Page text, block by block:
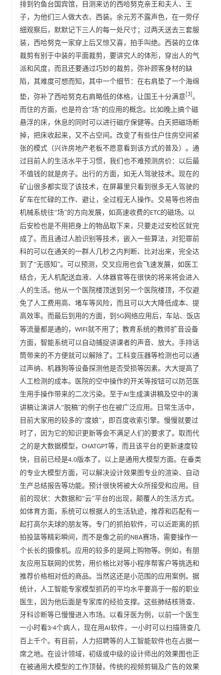
排到 钓鱼台国宾馆，目测来访的西哈努克亲王和夫人、王
子，为他们三人做大衣、 西装。余元芳不露声色，在一旁仔
细观察后，默默记下三人的每一处尺寸；过两天送去三套服
装，西哈努克一家穿上后又惊又喜，拍手叫绝。西装的立体
裁剪有别于中装的平面裁剪，要讲究人的体形，穿出人的气
派和风度，而且还要通过巧妙的裁剪，弥补顾客身材的缺
陷，其难度可想而知 ，其中一个细节：在右肩垫了一个海绵
垫，弥补了西哈努克右肩略低的体格，让国王十分满意 [3] 。
而住的方面，也是符合“场”的应用的概念。比如晚上搞个磁
悬浮的床，休息的同时可以进行磁疗保健等。白天把磁场断
掉，把床收起来，又不占空间。改变了有些住户住房空间紧
张的模式（兴许房地产老板不愿意看到该方式的普及）。通
过目前人的生活水平于习惯，我们也不难预测房价：以后最
不值钱的就是房子。出行的方面，如无人驾驶技术。现在的
矿山很多都实现了该技术，在屏幕里只看到很多无人驾驶的
矿车在忙碌的工作、避让，全过程无人操作。交易等也将由
机械系统往“场”的方向发展，如高速收费的ETC的磁场。以
后安检也是不用把身上的物品取下来，只要走过安检区就完
成了。而且通过人脸识别等技术，嵌入一些算法，对犯罪前
科的可以在通关的一群人几秒之内判断、比对出来，完全达
到了“无感知”。可以预测，交叉应用也会飞速发展，如医工
结合，无人机配送血液、人体器官等在很快的将来将会进入
人的生活。他从一个医院楼顶送到另一个医院楼顶，不仅避
免了人工费用高、堵车等风险，而且可以大大降低成本、提
高效率。而最后到用的方面，到 5G 网络应用后，车站、饭店
等流量都是通的， WIFI就不用了；教育系统的教师扩音设备
方面，智能系统可以自动捕捉讲课者的声音、放大。手持话
筒带来的不方便就可以解除了。工科变压器等检测也可以通
过声纳、机器狗等设备探测他是否受损等因素。大大提高了
人工检测的成本。医院的空中操作的开关等按钮可以防范医
生用手操作带来的二次污染。至于AI生成演讲稿及空中的演
讲稿让演讲人“脱稿”的例子也在被广泛应用。日常生活中，
目前大家用的较多的“度娘”，即百度收索引擎。慢慢就要过
时了，因为它的知识更新等会不满足人们的要求了。取而代
之的是大数据模型， CHATGPT等，而且该平台的更新速度较
快，目前已经是4.0版本了。以上是通用大模型方面。在垂类
的专业大模型方面，可以解决设计效果图专业的渲染、自动
生产总结报告等功能。预计很快将被大众所接受和应用。目
前的现状：大数据和“云”平台的出现，颠覆人的生活方式。
如体育方面，系统可以根据人的生活轨迹，推荐和匹配有一
起打高尔夫球的朋友等。专门的抓拍软件，可以近距离的抓
拍投篮等精彩瞬间，而不是像之前的NBA赛场，需要操作一
个长长的摄像机。应用的较多的是网上购物等。例如，有朋
友应用互联网的优势，用价格比对等小程序帮客户等挑选和
推荐价格相对低的商品。当然这还是小范围的应用案例。据
统计，人工智能专家模型抓药的平均水平要高于一般的职业
医生，因为他后面是专家库的经验支撑。这些肺结核筛查、
牙科诊断等已慢慢进入市场。以看牙医为例，以前一个医生
一小时看3-4个病人，现在用AI软件，一小时可以扫描筛查几
百上千个。有目前，人力招聘等的人工智能软件也在占据一
席之地。在设计领域，初级或中级的设计师出的效果图也正
在被通用大模型的工作顶替。传统的视频剪辑及广告的效果